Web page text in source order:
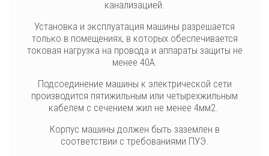
канализацией.
Установка и эксплуатация машины разрешается
только в помещениях, в которых обеспечивается
токовая нагрузка на провода и аппараты защиты не
менее 40А.
Подсоединение машины к электрической сети
производится пятижильным или четырехжильным
кабелем с сечением жил не менее 4мм2.
Корпус машины должен быть заземлен в
соответствии с требованиями ПУЭ.